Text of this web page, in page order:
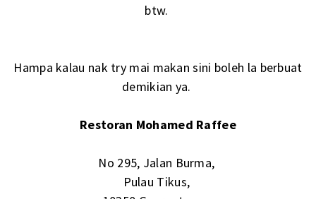
btw.
Hampa kalau nak try mai makan sini boleh la berbuat
demikian ya.
Restoran Mohamed Raffee
No 295, Jalan Burma,
Pulau Tikus,